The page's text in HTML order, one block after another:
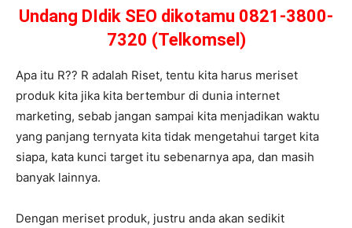
Undang DIdik SEO dikotamu 0821-3800-
7320 (Telkomsel)
Apa itu R?? R adalah Riset, tentu kita harus meriset
produk kita jika kita bertembur di dunia internet
marketing, sebab jangan sampai kita menjadikan waktu
yang panjang ternyata kita tidak mengetahui target kita
siapa, kata kunci target itu sebenarnya apa, dan masih
banyak lainnya.
Dengan meriset produk, justru anda akan sedikit